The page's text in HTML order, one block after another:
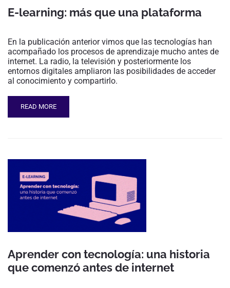
E-learning: más que una plataforma
En la publicación anterior vimos que las tecnologías han
acompañado los procesos de aprendizaje mucho antes de
internet. La radio, la televisión y posteriormente los
entornos digitales ampliaron las posibilidades de acceder
al conocimiento y compartirlo.
READ MORE
Aprender con tecnología: una historia
que comenzó antes de internet